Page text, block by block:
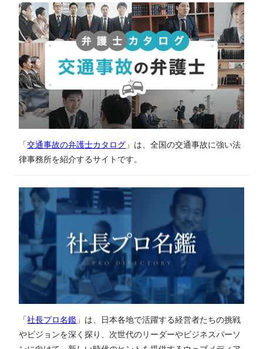
「交通事故の弁護士カタログ 」は、全国の交通事故に強い法
律事務所を紹介するサイトです。
「社長プロ名鑑 」は、日本各地で活躍する経営者たちの挑戦
やビジョンを深く探り、次世代のリーダーやビジネスパーソ